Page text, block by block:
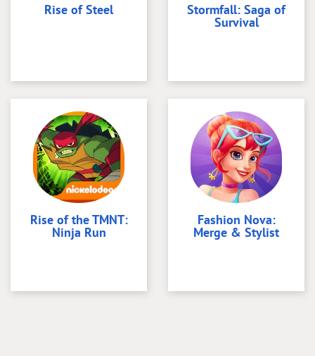
Rise of Steel Stormfall: Saga of
Survival
Rise of the TMNT:
Ninja Run
Fashion Nova:
Merge & Stylist